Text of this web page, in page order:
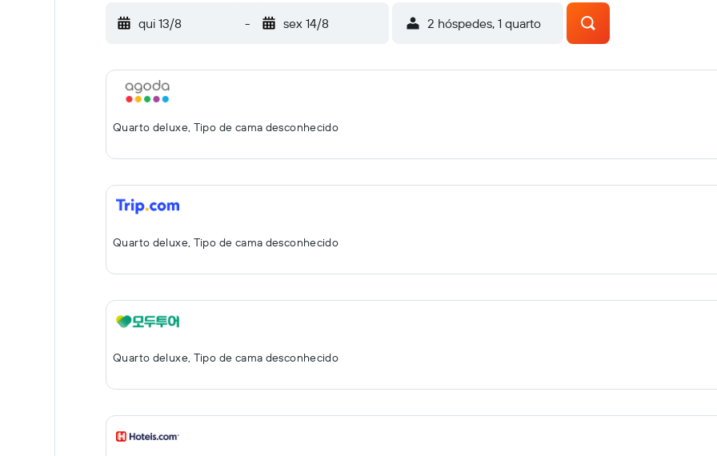
qui 13/8 - sex 14/8 2 hóspedes, 1 quarto
Quarto deluxe, Tipo de cama desconhecido
Quarto deluxe, Tipo de cama desconhecido
Quarto deluxe, Tipo de cama desconhecido